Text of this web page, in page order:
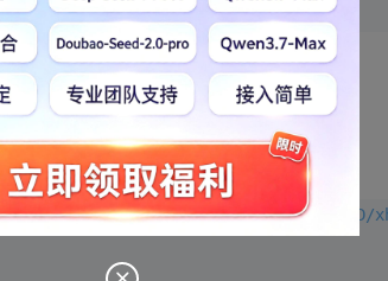
EN" "http://www.w3.org/TR/xhtml1/